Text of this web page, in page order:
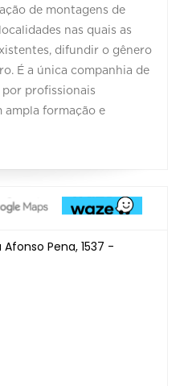
de montagens de
nas quais as
difundir o gênero
É a única companhia de
profissionais
ampla formação e
Pena, 1537 -